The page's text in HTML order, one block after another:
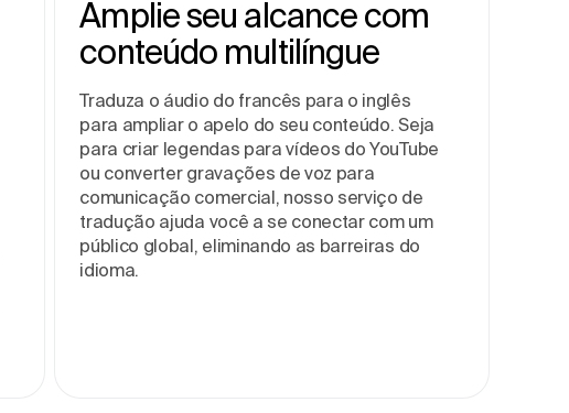
Amplie seu alcance com
conteúdo multilíngue
Traduza o áudio do francês para o inglês
para ampliar o apelo do seu conteúdo. Seja
para criar legendas para vídeos do YouTube
ou converter gravações de voz para
comunicação comercial, nosso serviço de
tradução ajuda você a se conectar com um
público global, eliminando as barreiras do
idioma.